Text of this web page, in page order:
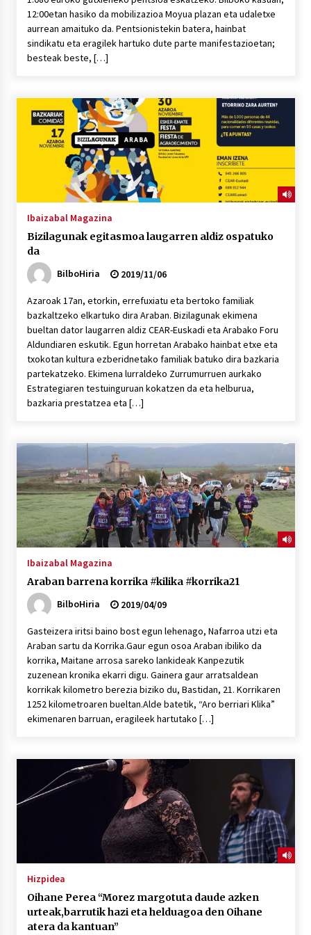
12:00etan hasiko da mobilizazioa Moyua plazan eta udaletxe
aurrean amaituko da. Pentsionistekin batera, hainbat
sindikatu eta eragilek hartuko dute parte manifestazioetan;
besteak beste, […]
Ibaizabal Magazina
Bizilagunak egitasmoa laugarren aldiz ospatuko
da
BilboHiria
2019/11/06
Azaroak 17an, etorkin, errefuxiatu eta bertoko familiak
bazkaltzeko elkartuko dira Araban. Bizilagunak ekimena
bueltan dator laugarren aldiz CEAR-Euskadi eta Arabako Foru
Aldundiaren eskutik. Egun horretan Arabako hainbat etxe eta
txokotan kultura ezberidnetako familiak batuko dira bazkaria
partekatzeko. Ekimena lurraldeko Zurrumurruen aurkako
Estrategiaren testuinguruan kokatzen da eta helburua,
bazkaria prestatzea eta […]
Ibaizabal Magazina
Araban barrena korrika #kilika #korrika21
BilboHiria
2019/04/09
Gasteizera iritsi baino bost egun lehenago, Nafarroa utzi eta
Araban sartu da Korrika.Gaur egun osoa Araban ibiliko da
korrika, Maitane arrosa sareko lankideak Kanpezutik
zuzenean kronika ekarri digu. Gainera gaur arratsaldean
korrikak kilometro berezia biziko du, Bastidan, 21. Korrikaren
1252 kilometroaren bueltan.Alde batetik, “Aro berriari Klika”
ekimenaren barruan, eragileek hartutako […]
Hizpidea
Oihane Perea “Morez margotuta daude azken
urteak,barrutik hazi eta helduagoa den Oihane
atera da kantuan”